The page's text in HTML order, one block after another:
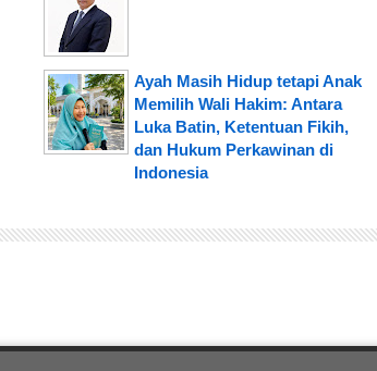
Ayah Masih Hidup tetapi Anak
Memilih Wali Hakim: Antara
Luka Batin, Ketentuan Fikih,
dan Hukum Perkawinan di
Indonesia